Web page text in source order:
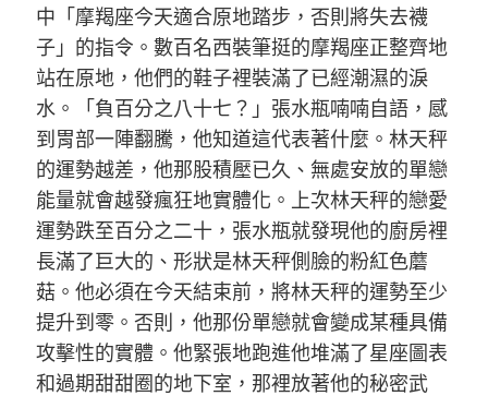
中「摩羯座今天適合原地踏步，否則將失去襪
子」的指令。數百名西裝筆挺的摩羯座正整齊地
站在原地，他們的鞋子裡裝滿了已經潮濕的淚
水。「負百分之八十七？」張水瓶喃喃自語，感
到胃部一陣翻騰，他知道這代表著什麼。林天秤
的運勢越差，他那股積壓已久、無處安放的單戀
能量就會越發瘋狂地實體化。上次林天秤的戀愛
運勢跌至百分之二十，張水瓶就發現他的廚房裡
長滿了巨大的、形狀是林天秤側臉的粉紅色蘑
菇。他必須在今天結束前，將林天秤的運勢至少
提升到零。否則，他那份單戀就會變成某種具備
攻擊性的實體。他緊張地跑進他堆滿了星座圖表
和過期甜甜圈的地下室，那裡放著他的秘密武